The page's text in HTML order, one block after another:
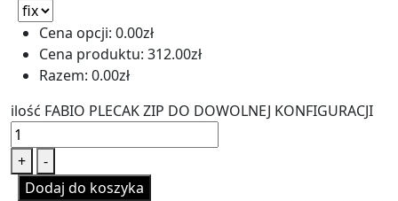
Cena opcji: 0.00zł
Cena produktu: 312.00zł
Razem: 0.00zł
ilość FABIO PLECAK ZIP DO DOWOLNEJ KONFIGURACJI
+
-
Dodaj do koszyka